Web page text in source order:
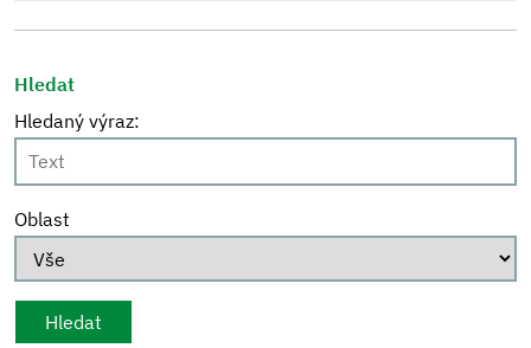
Hledat
Hledaný výraz:
Oblast